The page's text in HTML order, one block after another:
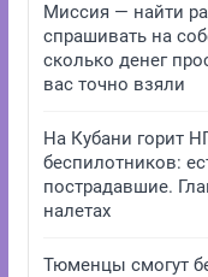
Миссия — найти
спрашивать на
сколько денег
вас точно взяли
На Кубани горит
беспилотников:
пострадавшие.
налетах
Тюменцы смогут